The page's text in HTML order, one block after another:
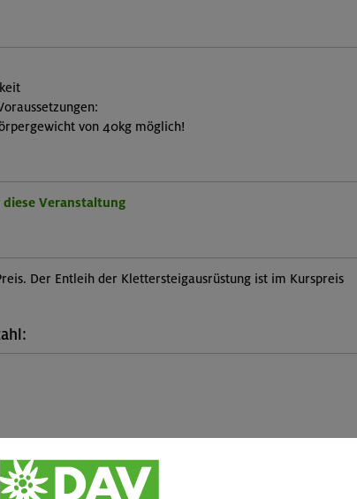
von 40kg möglich!
Veranstaltung
Der Entleih der Klettersteigausrüstung ist im Kurspreis